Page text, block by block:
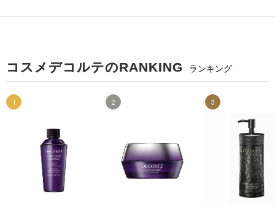
コスメデコルテのRANKING ランキング
1 2 3